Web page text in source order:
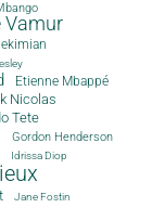
Vamur
Etienne Mbappé
Nicolas
Tete
Gordon Henderson
Idrissa Diop
Jane Fostin